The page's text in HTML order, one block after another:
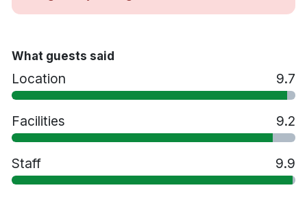
Dubbelrum och enkelrum
TV
Hårtork
Litet kylskåp
Gratis toalettartiklar
Frukostrestaurang
10 minuters promenad till Trollhättan
centralstation
What guests said
Location 9.7
Facilities 9.2
Staff 9.9